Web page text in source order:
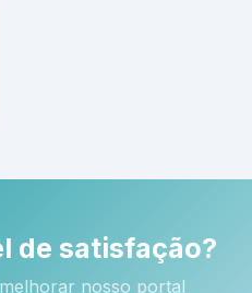
de satisfação?
nosso portal